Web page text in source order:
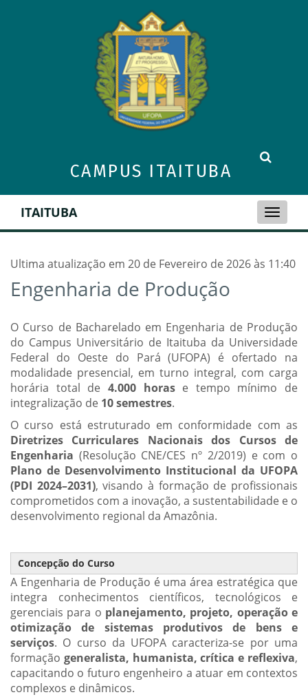
CAMPUS ITAITUBA
Toggle
ITAITUBA
Ultima atualização em 20 de Fevereiro de 2026 às 11:40
Engenharia de Produção
O Curso de Bacharelado em Engenharia de Produção
do Campus Universitário de Itaituba da Universidade
Federal do Oeste do Pará (UFOPA) é ofertado na
modalidade presencial, em turno integral, com carga
horária total de 4.000 horase tempo mínimo de
integralização de 10 semestres.
O curso está estruturado em conformidade com as
Diretrizes Curriculares Nacionais dos Cursos de
Engenharia (Resolução CNE/CES nº 2/2019) e com o
Plano de Desenvolvimento Institucional da UFOPA
(PDI 2024–2031), visando à formação de profissionais
comprometidos com a inovação, a sustentabilidade e o
desenvolvimento regional da Amazônia.
Concepção do Curso
A Engenharia de Produção é uma área estratégica que
integra conhecimentos científicos, tecnológicos e
gerenciais para o planejamento, projeto, operação e
otimização de sistemas produtivos de bens e
serviços. O curso da UFOPA caracteriza-se por uma
formação generalista, humanista, crítica e reflexiva,
capacitando o futuro engenheiro a atuar em contextos
complexos e dinâmicos.